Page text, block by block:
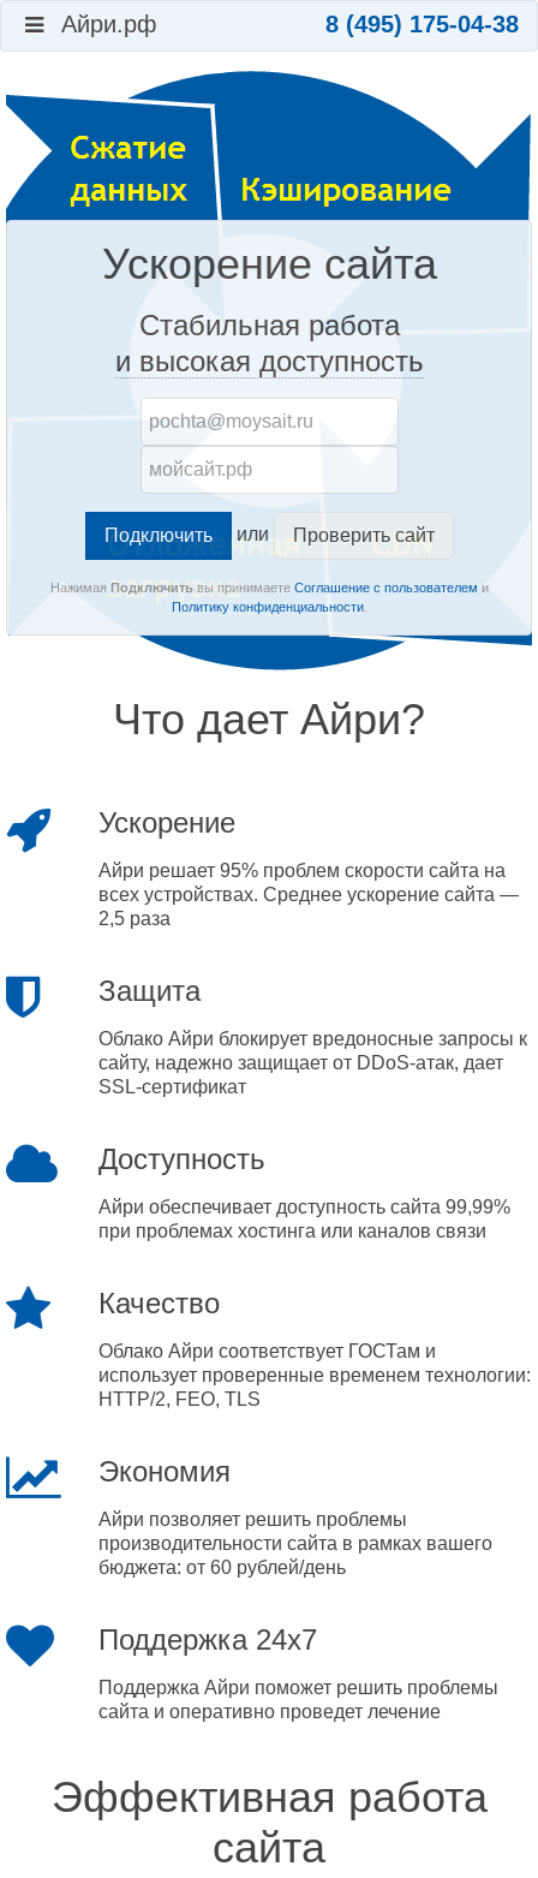
Айри.рф 8 (495) 175-04-38
Ускорение сайта
Стабильная работа
и высокая доступность
или Проверить сайт
Нажимая Подключитьвы принимаете Соглашение с пользователем и
Политику конфиденциальности.
Что дает Айри?
Ускорение
Айри решает 95% проблем скорости сайта на
всех устройствах. Среднее ускорение сайта —
2,5 раза
Защита
Облако Айри блокирует вредоносные запросы к
сайту, надежно защищает от DDoS-атак, дает
SSL-сертификат
Доступность
Айри обеспечивает доступность сайта 99,99%
при проблемах хостинга или каналов связи
Качество
Облако Айри соответствует ГОСТам и
использует проверенные временем технологии:
HTTP/2, FEO, TLS
Экономия
Айри позволяет решить проблемы
производительности сайта в рамках вашего
бюджета: от 60 рублей/день
Поддержка 24x7
Поддержка Айри поможет решить проблемы
сайта и оперативно проведет лечение
Эффективная работа
сайта